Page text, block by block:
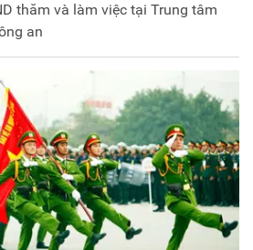
thăm và làm việc tại Trung tâm
an